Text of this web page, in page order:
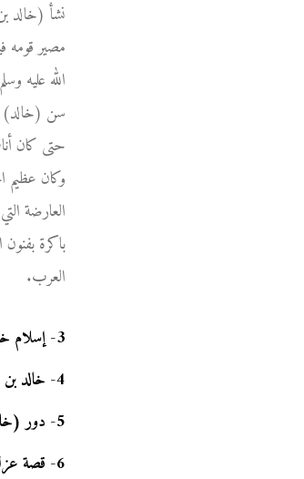
نشأ (خالد
مصير قومه
الله عليه
سن (خالد)
حتى كان
وكان عظيم
العارضة
باكرة
العرب.
3
-إسلام
4
- خالد
5
- دور
6
- قصة